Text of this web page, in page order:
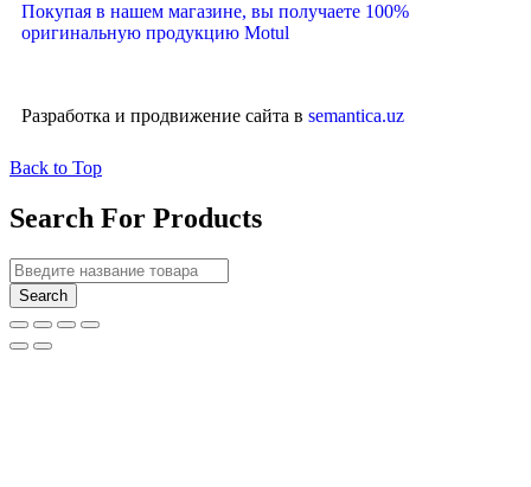
Покупая в нашем магазине, вы получаете 100%
оригинальную продукцию Motul
Разработка и продвижение сайта в semantica.uz
Back to Top
Search For Products